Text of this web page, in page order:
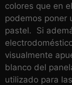
colores que en
podemos poner
pastel. Si
visualmente
blanco del
utilizado para